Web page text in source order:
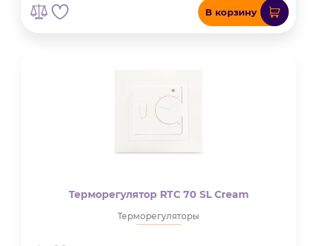
В корзину
Терморегулятор RTC 70 SL Cream
Терморегуляторы